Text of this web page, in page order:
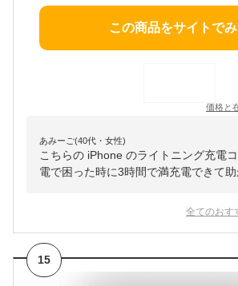
この商品をサイトで
価格と
あみーご(40代・女性)
こちらの iPhone のライトニング充電
電で困った時に3時間で満充電できて助
全てのおす
15